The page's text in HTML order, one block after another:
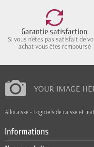
Garantie satisfaction
Si vous n'êtes pas satisfait de
achat vous êtes remboursé
Allocaisse - Logiciels de caisse et
Informations